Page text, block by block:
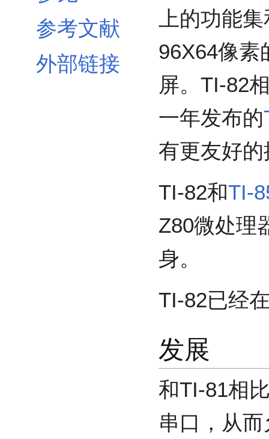
参考文献
外部链接
上的功能
96X64像素
屏。TI-82
一年发布的
有更友好
TI-82和TI-
Z80微处理
身。
TI-82已经
发展
和TI-81相
串口，从